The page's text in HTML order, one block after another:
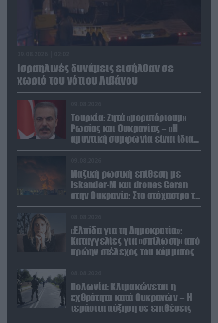
Ισραηλινές δυνάμεις εισήλθαν σε
χωριό του νότιου Λιβάνου
Τουρκία: Ζητά «μορατόριουμ»
Ρωσίας και Ουκρανίας – «Η
αμυντική συμφωνία είναι ίδια
με το άρθρο 5 του ΝΑΤΟ» (upd)
Μαζική ρωσική επίθεση με
Iskander-M και drones Geran
στην Ουκρανία: Στο στόχαστρο το
εργοστάσιο των Flamingo
«Ελπίδα για τη Δημοκρατία»:
Καταγγελίες για «σπίλωση» από
πρώην στέλεχος του κόμματος
Πολωνία: Κλιμακώνεται η
εχθρότητα κατά Ουκρανών – Η
τεράστια αύξηση σε επιθέσεις